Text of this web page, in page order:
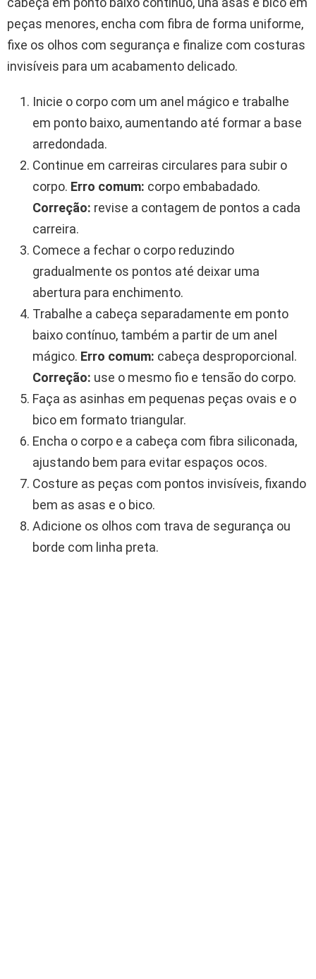
peças menores, encha com fibra de forma uniforme,
fixe os olhos com segurança e finalize com costuras
invisíveis para um acabamento delicado.
Inicie o corpo com um anel mágico e trabalhe
em ponto baixo, aumentando até formar a base
arredondada.
Continue em carreiras circulares para subir o
corpo. Erro comum: corpo embabadado.
Correção: revise a contagem de pontos a cada
carreira.
Comece a fechar o corpo reduzindo
gradualmente os pontos até deixar uma
abertura para enchimento.
Trabalhe a cabeça separadamente em ponto
baixo contínuo, também a partir de um anel
mágico. Erro comum: cabeça desproporcional.
Correção: use o mesmo fio e tensão do corpo.
Faça as asinhas em pequenas peças ovais e o
bico em formato triangular.
Encha o corpo e a cabeça com fibra siliconada,
ajustando bem para evitar espaços ocos.
Costure as peças com pontos invisíveis, fixando
bem as asas e o bico.
Adicione os olhos com trava de segurança ou
borde com linha preta.